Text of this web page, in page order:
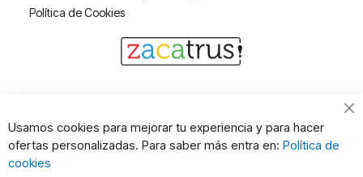
Política de Cookies
Usamos cookies para mejorar tu experiencia y para hacer
ofertas personalizadas. Para saber más entra en: Política de
cookies